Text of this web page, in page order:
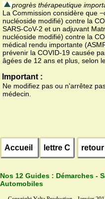
progrès thérapeutique
La Commission considère que
nucléoside modifié) contre la
SARS-CoV-2 et un adjuvant
nucléoside modifié) contre la
médical rendu importante
prévenir la COVID-19 causée
âgées de 12 ans et plus, selon
Important :
Ne modifiez pas ou n'arrêtez
médecin.
Accueil lettre C
Nos 12 Guides : Démarches -
Automobiles